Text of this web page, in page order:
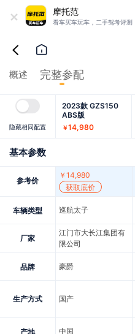
+ 摩托范
看车买车玩车，二手驾考评测
概述 完整参配
隐藏相同配置
2023款 GZS150
ABS版
￥14,980
基本参数
参考价
￥ 14,980
获取底价
车辆类型 巡航太子
厂家
江门市大长江集团有
限公司
品牌 豪爵
生产方式 国产
产地 中国